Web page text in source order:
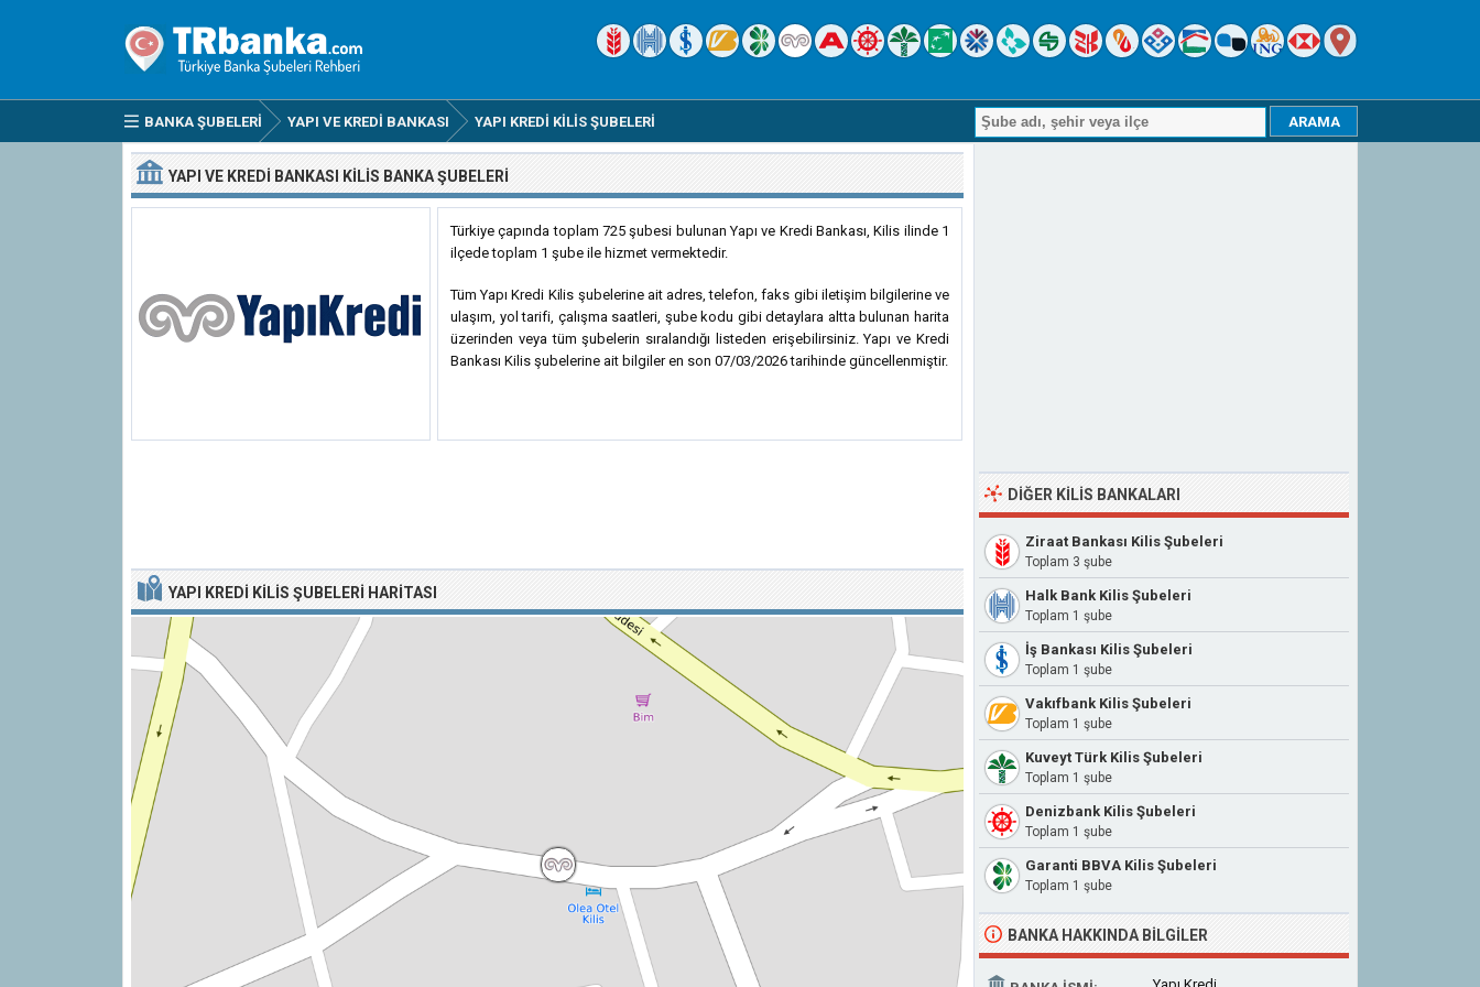
BANKA ŞUBELERI YAPI VE KREDI BANKASI YAPI KREDI KILIS ŞUBELERI
YAPI VE KREDI BANKASI KILIS BANKA ŞUBELERI
Türkiye çapında toplam 725 şubesi bulunan Yapı ve Kredi Bankası, Kilis ilinde 1
ilçede toplam 1 şube ile hizmet vermektedir.
Tüm Yapı Kredi Kilis şubelerine ait adres, telefon, faks gibi iletişim bilgilerine ve
ulaşım, yol tarifi, çalışma saatleri, şube kodu gibi detaylara altta bulunan harita
üzerinden veya tüm şubelerin sıralandığı listeden erişebilirsiniz. Yapı ve Kredi
Bankası Kilis şubelerine ait bilgiler en son 07/03/2026 tarihinde güncellenmiştir.
YAPI KREDI KILIS ŞUBELERI HARITASI
DIĞER KILIS BANKALARI
Ziraat Bankası Kilis Şubeleri
Toplam 3 şube
Halk Bank Kilis Şubeleri
Toplam 1 şube
İş Bankası Kilis Şubeleri
Toplam 1 şube
Vakıfbank Kilis Şubeleri
Toplam 1 şube
Kuveyt Türk Kilis Şubeleri
Toplam 1 şube
Denizbank Kilis Şubeleri
Toplam 1 şube
Garanti BBVA Kilis Şubeleri
Toplam 1 şube
BANKA HAKKINDA BILGILER